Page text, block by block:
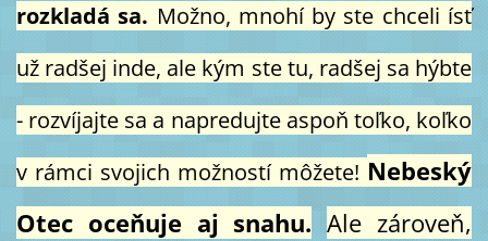
rozkladá sa. Možno, mnohí by ste chceli ísť
už radšej inde, ale kým ste tu, radšej sa hýbte
- rozvíjajte sa a napredujte aspoň toľko, koľko
v rámci svojich možností môžete! Nebeský
Otec oceňuje aj snahu. Ale zároveň,